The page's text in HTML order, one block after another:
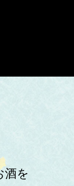
酒を